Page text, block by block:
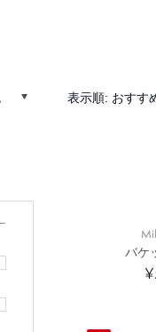
表示順: おすす
バケ